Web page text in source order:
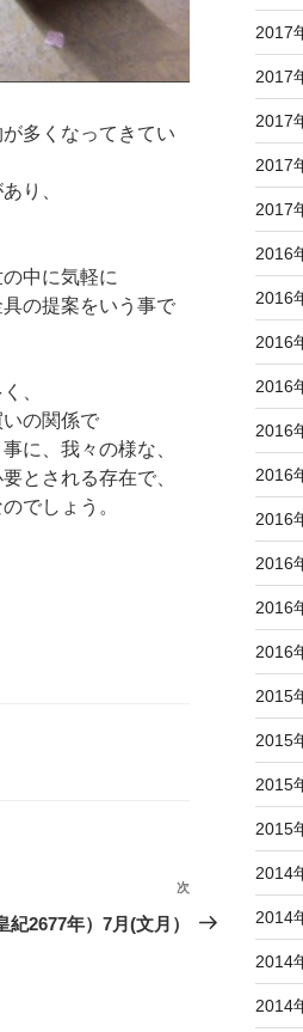
多くなってきてい
り、
中に気軽に
の提案をいう事で
、
の関係で
に、我々の様な、
とされる存在で、
でしょう。
の
次
紀2677年）7月(文月）
2017
2017
2017
2017
2017
2016
2016
2016
2016
2016
2016
2016
2016
2016
2016
2015
2015
2015
2015
2014
2014
2014
2014